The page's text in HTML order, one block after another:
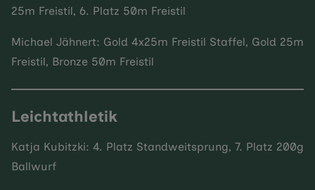
25m Freistil, 6. Platz 50m Freistil
Michael Jähnert: Gold 4x25m Freistil Staffel, Gold 25m
Freistil, Bronze 50m Freistil
Leichtathletik
Katja Kubitzki: 4. Platz Standweitsprung, 7. Platz 200g
Ballwurf